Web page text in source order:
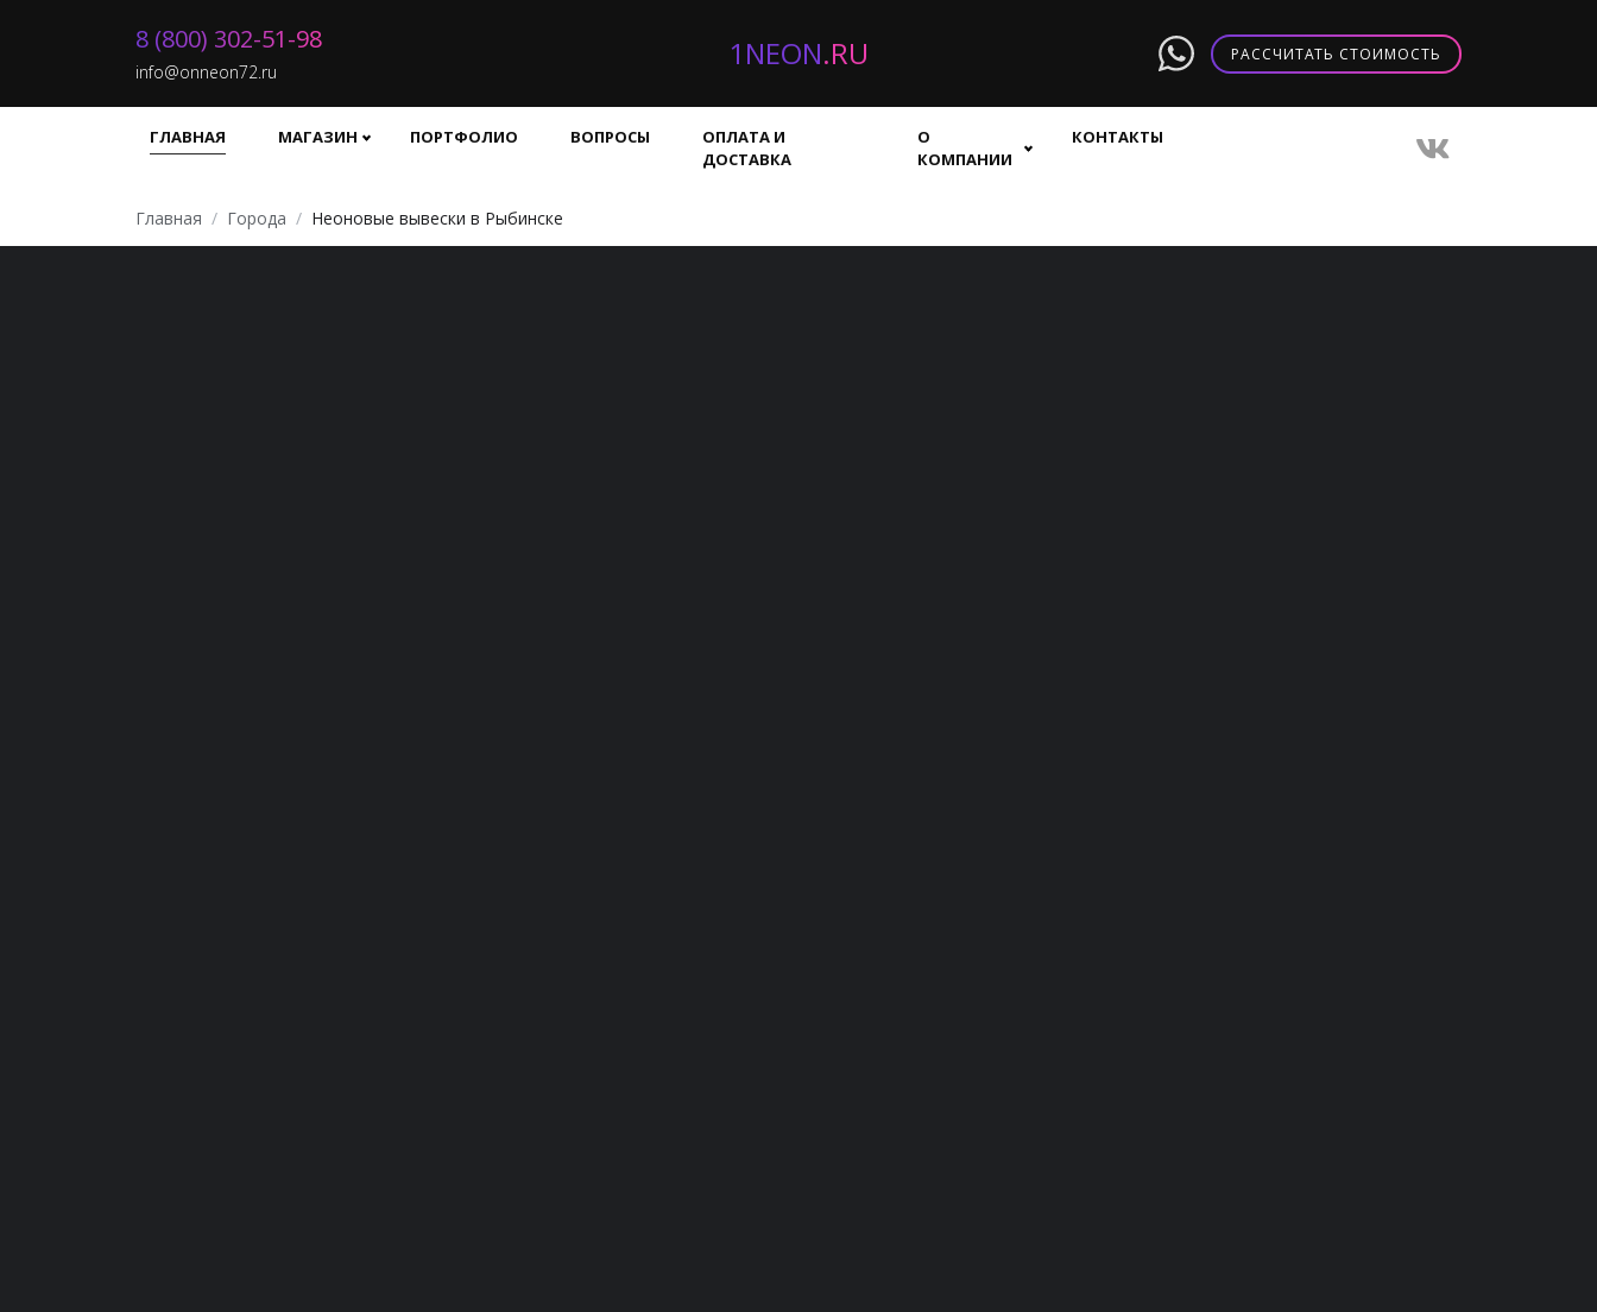
8 (800) 302-51-98
info@onneon72.ru 1NEON.RU РАССЧИТАТЬ СТОИМОСТЬ
ГЛАВНАЯ МАГАЗИН ПОРТФОЛИО ВОПРОСЫ
ОПЛАТА И
ДОСТАВКА
О
КОМПАНИИ
КОНТАКТЫ
Главная Города Неоновые вывески в Рыбинске